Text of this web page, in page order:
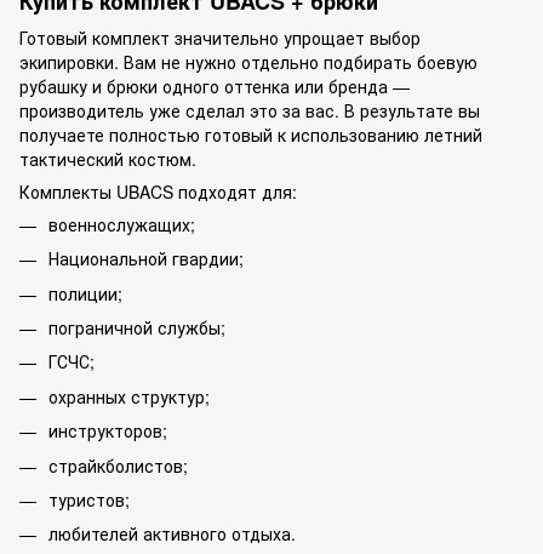
Готовый комплект значительно упрощает выбор
экипировки. Вам не нужно отдельно подбирать боевую
рубашку и брюки одного оттенка или бренда —
производитель уже сделал это за вас. В результате вы
получаете полностью готовый к использованию летний
тактический костюм.
Комплекты UBACS подходят для:
военнослужащих;
Национальной гвардии;
полиции;
пограничной службы;
ГСЧС;
охранных структур;
инструкторов;
страйкболистов;
туристов;
любителей активного отдыха.